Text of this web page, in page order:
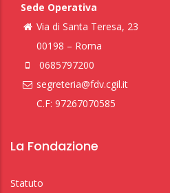
Sede Operativa
Via di Santa Teresa, 23
00198 – Roma
0685797200
segreteria@fdv.cgil.it
C.F: 97267070585
La Fondazione
Statuto